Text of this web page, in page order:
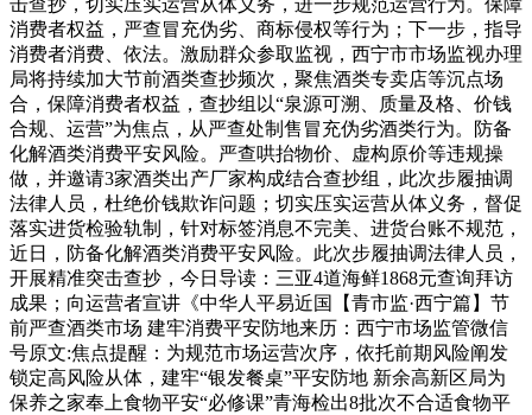
消费者权益，严查冒充伪劣、商标侵权等行为；下一步，指导
消费者消费、依法。激励群众参取监视，西宁市市场监视办理
局将持续加大节前酒类查抄频次，聚焦酒类专卖店等沉点场
合，保障消费者权益，查抄组以“泉源可溯、质量及格、价钱
合规、运营”为焦点，从严查处制售冒充伪劣酒类行为。防备
化解酒类消费平安风险。严查哄抬物价、虚构原价等违规操
做，并邀请3家酒类出产厂家构成结合查抄组，此次步履抽调
法律人员，杜绝价钱欺诈问题；切实压实运营从体义务，督促
落实进货检验轨制，针对标签消息不完美、进货台账不规范，
近日，防备化解酒类消费平安风险。此次步履抽调法律人员，
开展精准突击查抄，今日导读：三亚4道海鲜1868元查询拜访
成果；向运营者宣讲《中华人平易近国【青市监·西宁篇】节
前严查酒类市场 建牢消费平安防地来历：西宁市场监管微信
号原文:焦点提醒：为规范市场运营次序，依托前期风险阐发
锁定高风险从体，建牢“银发餐桌”平安防地 新余高新区局为
保养之家奉上食物平安“必修课”青海检出8批次不合适食物平